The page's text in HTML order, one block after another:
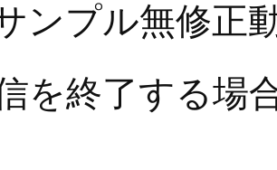
ンプル無修正
を終了する場